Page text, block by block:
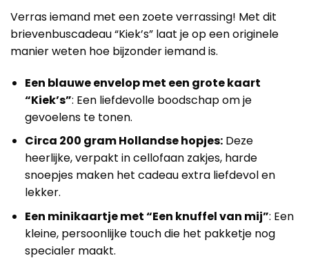
Verras iemand met een zoete verrassing! Met dit
brievenbuscadeau “Kiek’s” laat je op een originele
manier weten hoe bijzonder iemand is.
Een blauwe envelop met een grote kaart
“Kiek’s”: Een liefdevolle boodschap om je
gevoelens te tonen.
Circa 200 gram Hollandse hopjes:Deze
heerlijke, verpakt in cellofaan zakjes, harde
snoepjes maken het cadeau extra liefdevol en
lekker.
Een minikaartje met “Een knuffel van mij”: Een
kleine, persoonlijke touch die het pakketje nog
specialer maakt.